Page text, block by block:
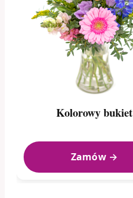
Kolorowy bukiet
Zamów →